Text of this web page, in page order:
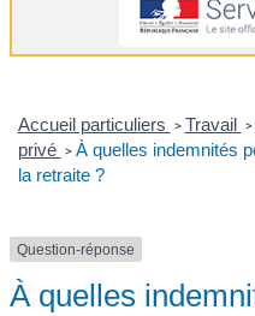
Accueil particuliers > Travail >
privé > À quelles indemnités
la retraite ?
Question-réponse
À quelles